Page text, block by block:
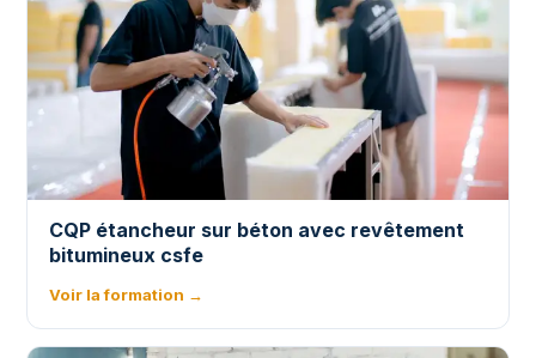
CQP étancheur sur béton avec revêtement
bitumineux csfe
Voir la formation →